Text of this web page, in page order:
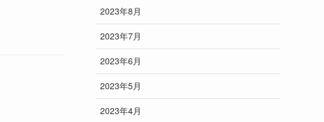
2023年8月
2023年7月
2023年6月
2023年5月
2023年4月